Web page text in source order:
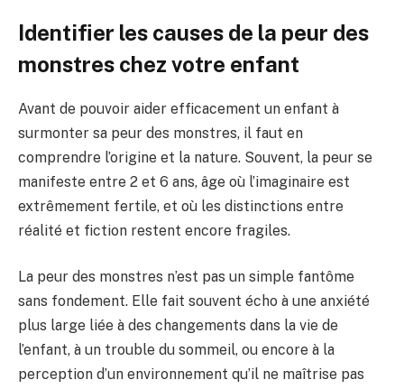
Identifier les causes de la peur des
monstres chez votre enfant
Avant de pouvoir aider efficacement un enfant à
surmonter sa peur des monstres, il faut en
comprendre l’origine et la nature. Souvent, la peur se
manifeste entre 2 et 6 ans, âge où l’imaginaire est
extrêmement fertile, et où les distinctions entre
réalité et fiction restent encore fragiles.
La peur des monstres n’est pas un simple fantôme
sans fondement. Elle fait souvent écho à une anxiété
plus large liée à des changements dans la vie de
l’enfant, à un trouble du sommeil, ou encore à la
perception d’un environnement qu’il ne maîtrise pas